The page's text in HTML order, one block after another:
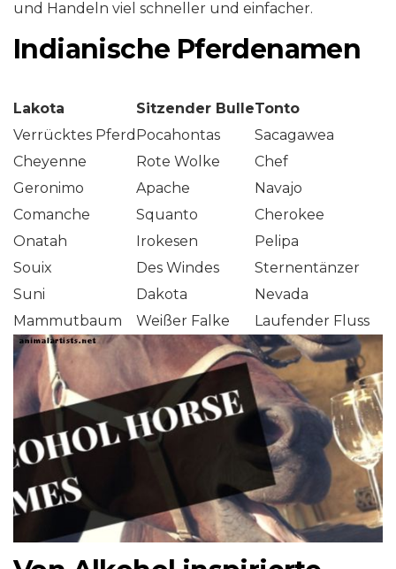
und Handeln viel schneller und einfacher.
Indianische Pferdenamen
Lakota Sitzender BulleTonto
Verrücktes Pferd Pocahontas
Sacagawea
Cheyenne
Rote Wolke
Chef
Geronimo
Apache
Navajo
Comanche
Squanto
Cherokee
Onatah
Irokesen
Pelipa
Souix
Des Windes
Sternentänzer
Suni
Dakota
Nevada
Mammutbaum
Weißer Falke Laufender Fluss